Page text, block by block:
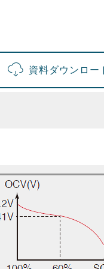
資料ダウンロー